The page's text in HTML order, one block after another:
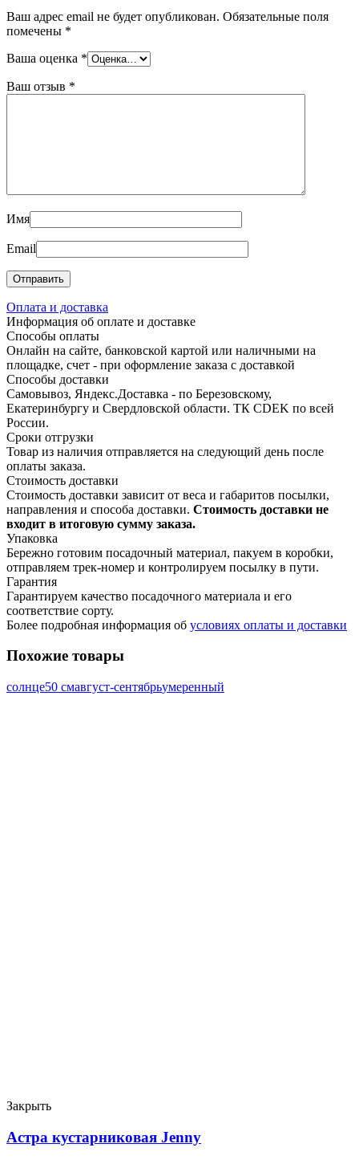
Ваш адрес email не будет опубликован. Обязательные поля
помечены *
Ваша оценка *
Ваш отзыв *
Имя
Email
Оплата и доставка
Информация об оплате и доставке
Способы оплаты
Онлайн на сайте, банковской картой или наличными на
площадке, счет - при оформление заказа с доставкой
Способы доставки
Самовывоз, Яндекс.Доставка - по Березовскому,
Екатеринбургу и Свердловской области. ТК CDEK по всей
России.
Сроки отгрузки
Товар из наличия отправляется на следующий день после
оплаты заказа.
Стоимость доставки
Стоимость доставки зависит от веса и габаритов посылки,
направления и способа доставки. Стоимость доставки не
входит в итоговую сумму заказа.
Упаковка
Бережно готовим посадочный материал, пакуем в коробки,
отправляем трек-номер и контролируем посылку в пути.
Гарантия
Гарантируем качество посадочного материала и его
соответствие сорту.
Более подробная информация об условиях оплаты и доставки
Похожие товары
солнце50 смавгуст-сентябрьумеренный
Закрыть
Астра кустарниковая Jenny